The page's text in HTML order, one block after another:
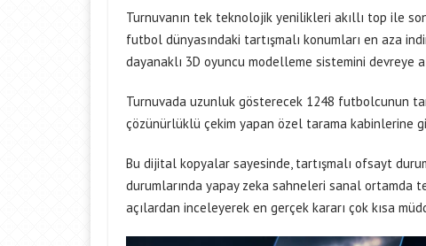
Turnuvanın tek teknolojik yenilikleri akıllı top ile
futbol dünyasındaki tartışmalı konumları en aza
dayanaklı 3D oyuncu modelleme sistemini devreye
Turnuvada uzunluk gösterecek 1248 futbolcunun
çözünürlüklü çekim yapan özel tarama kabinlerine
Bu dijital kopyalar sayesinde, tartışmalı ofsayt
durumlarında yapay zeka sahneleri sanal ortamda
açılardan inceleyerek en gerçek kararı çok kısa